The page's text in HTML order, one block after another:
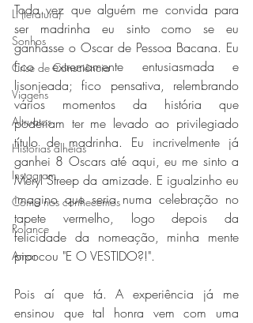
Li (teratura)
Sonhos
Crise de Consciência
Viagens
Altruatos
Histórias alheias
Instagram
Como nos conhecemos
Rolance
Amor
Toda vez que alguém me convida para
ser madrinha eu sinto como se eu
ganhasse o Oscar de Pessoa Bacana. Eu
fico extremamente entusiasmada e
lisonjeada; fico pensativa, relembrando
vários momentos da história que
poderiam ter me levado ao privilegiado
título de madrinha. Eu incrivelmente já
ganhei 8 Oscars até aqui, eu me sinto a
Meryl Streep da amizade. E igualzinho eu
imagino que seria numa celebração no
tapete vermelho, logo depois da
felicidade da nomeação, minha mente
pipocou "E O VESTIDO?!".
Pois aí que tá. A experiência já me
ensinou que tal honra vem com uma